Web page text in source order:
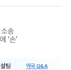
송
‘손’
팅 약국 Q&A